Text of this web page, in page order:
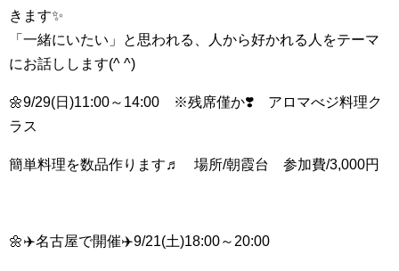
きます✨
「一緒にいたい」と思われる、人から好かれる人をテーマ
にお話しします(^ ^)
🌼9/29(日)11:00～14:00 ※残席僅か❣️ アロマべジ料理ク
ラス
簡単料理を数品作ります♬ 場所/朝霞台 参加費/3,000円
🌼✈️名古屋で開催✈️9/21(土)18:00～20:00